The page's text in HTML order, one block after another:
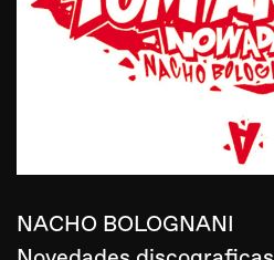
NACHO BOLOGNANI